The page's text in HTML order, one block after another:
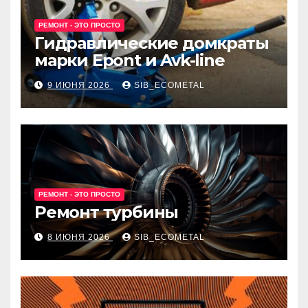
РЕМОНТ - ЭТО ПРОСТО
Гидравлические домкраты
марки Epont и Avk-line
9 ИЮНЯ 2026 SIB_ECOMETAL
РЕМОНТ - ЭТО ПРОСТО
Ремонт турбины
8 ИЮНЯ 2026 SIB_ECOMETAL